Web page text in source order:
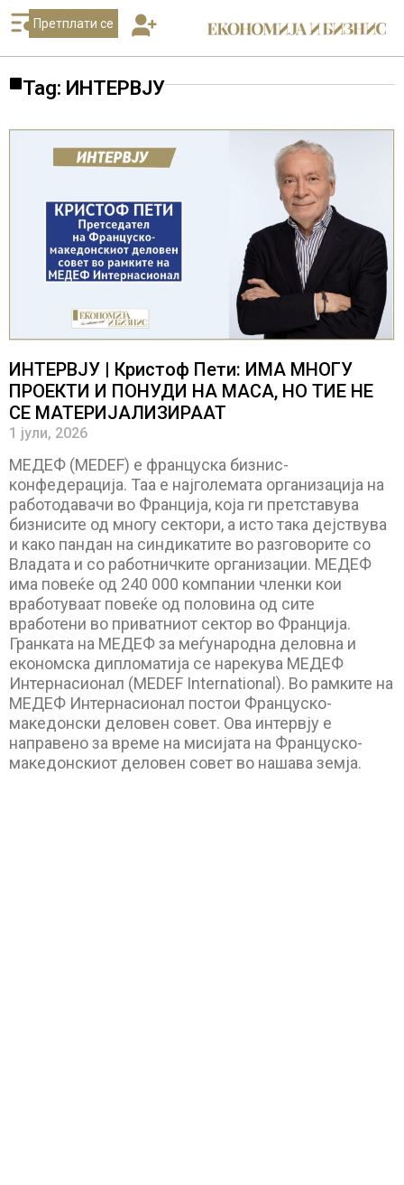
Претплати се
Tag: ИНТЕРВЈУ
ИНТЕРВЈУ | Кристоф Пети: ИМА МНОГУ
ПРОЕКТИ И ПОНУДИ НА МАСА, НО ТИЕ НЕ
СЕ МАТЕРИЈАЛИЗИРААТ
1 јули, 2026
МЕДЕФ (MEDEF) е француска бизнис-
конфедерација. Таа е најголемата организација на
работодавачи во Франција, која ги претставува
бизнисите од многу сектори, а исто така дејствува
и како пандан на синдикатите во разговорите со
Владата и со работничките организации. МЕДЕФ
има повеќе од 240 000 компании членки кои
вработуваат повеќе од половина од сите
вработени во приватниот сектор во Франција.
Гранката на МЕДЕФ за меѓународна деловна и
економска дипломатија се нарекува МЕДЕФ
Интернасионал (MEDEF International). Во рамките на
МЕДЕФ Интернасионал постои Француско-
македонски деловен совет. Ова интервју е
направено за време на мисијата на Француско-
македонскиот деловен совет во нашава земја.